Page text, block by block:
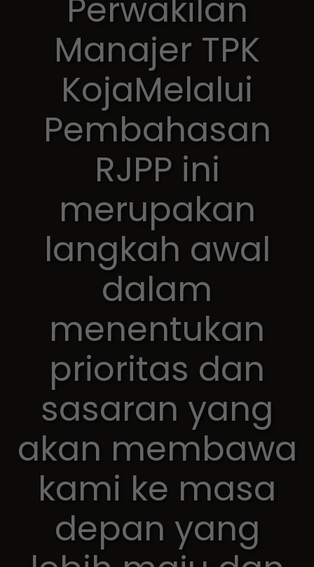
Perwakilan
Manajer TPK
KojaMelalui
Pembahasan
RJPP ini
merupakan
langkah awal
dalam
menentukan
prioritas dan
sasaran yang
akan membawa
kami ke masa
depan yang